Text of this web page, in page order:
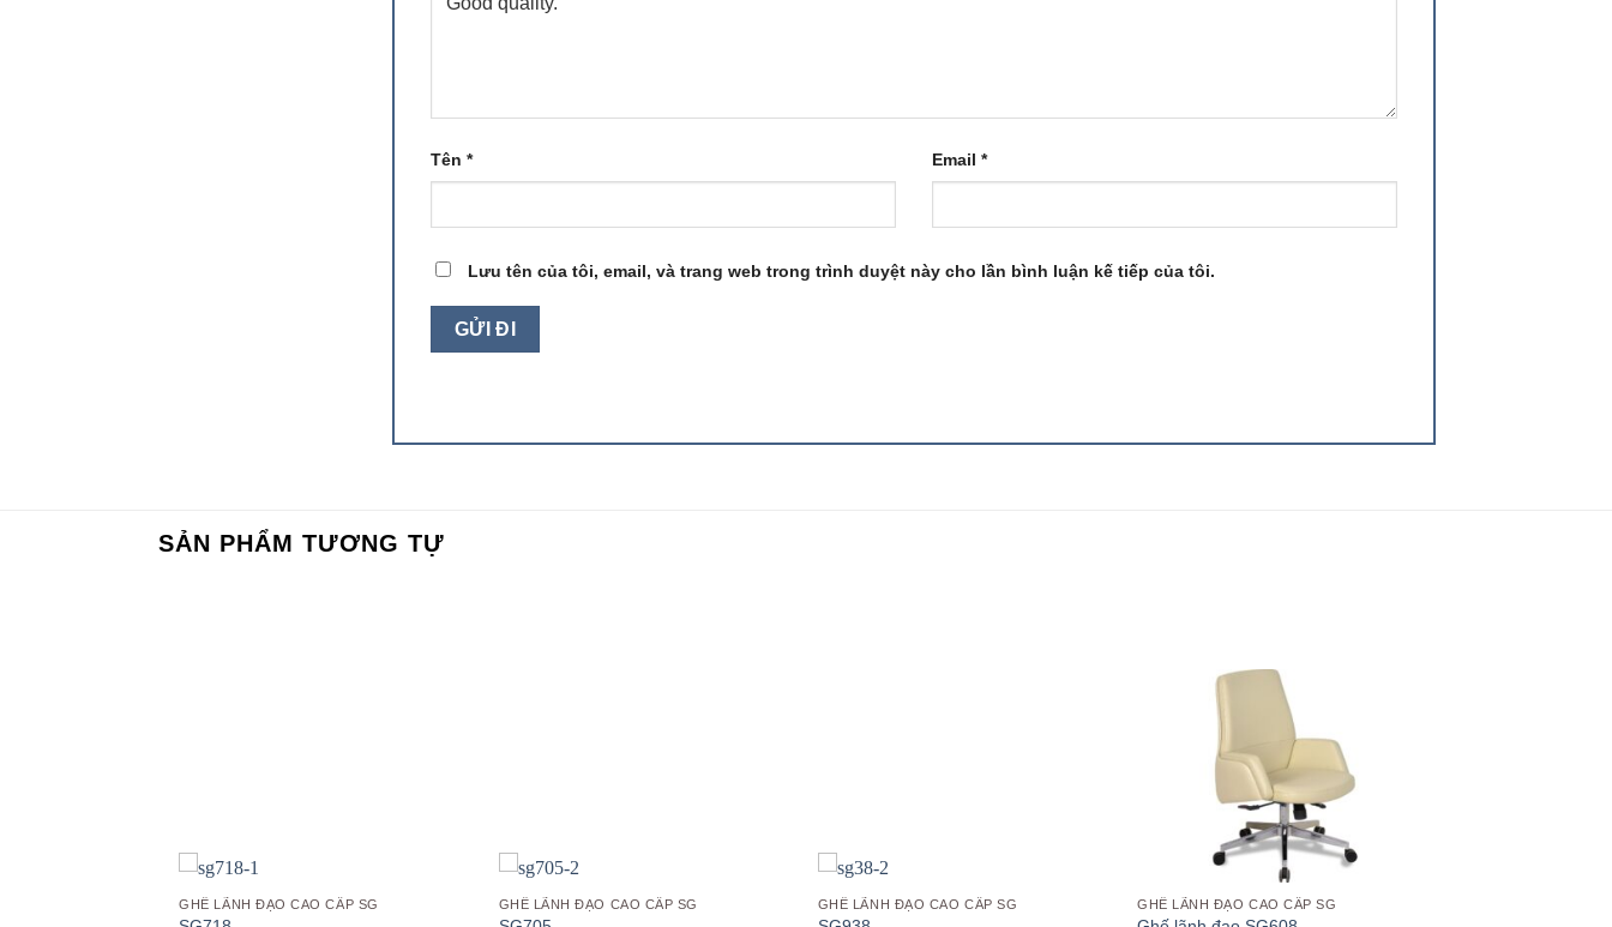
Tên * Email *
Lưu tên của tôi, email, và trang web trong trình duyệt này cho lần bình luận kế tiếp của tôi.
SẢN PHẨM TƯƠNG TỰ
GHẾ LÃNH ĐẠO CAO CẤP SG GHẾ LÃNH ĐẠO CAO CẤP SG GHẾ LÃNH ĐẠO CAO CẤP SG GHẾ LÃNH ĐẠO CAO CẤP SG